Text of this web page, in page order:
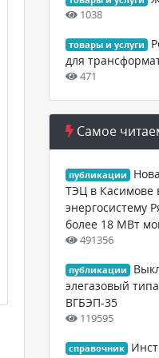
1038
товары и услуги
для
471
Самое
публикации
ТЭЦ в Касимове
энергосистему
более 18 МВт
491356
публикации
элегазовый
ВГБЭП-35
119595
справочник